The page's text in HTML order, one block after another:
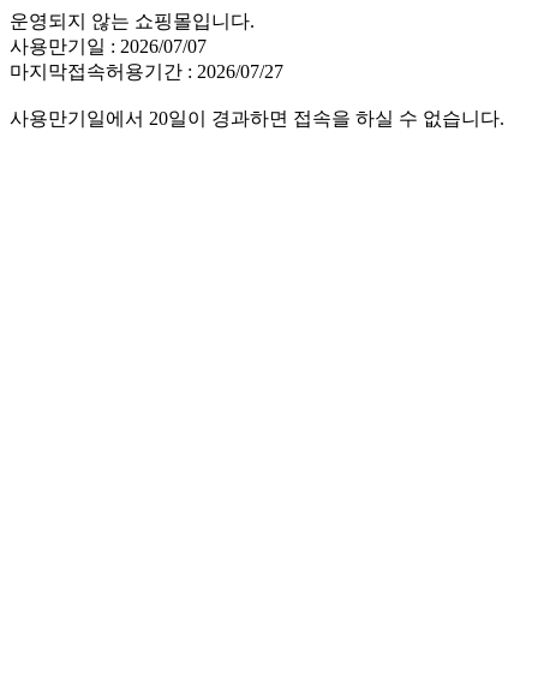
운영되지 않는 쇼핑몰입니다.
사용만기일 : 2026/07/07
마지막접속허용기간 : 2026/07/27
사용만기일에서 20일이 경과하면 접속을 하실 수 없습니다.